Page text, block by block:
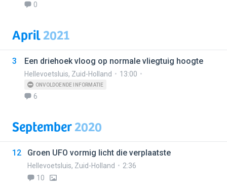
0
April2021
3 Een driehoek vloog op normale vliegtuig hoogte
Hellevoetsluis, Zuid-Holland 13:00
ONVOLDOENDE INFORMATIE
6
September2020
12 Groen UFO vormig licht die verplaatste
Hellevoetsluis, Zuid-Holland
2:36
10